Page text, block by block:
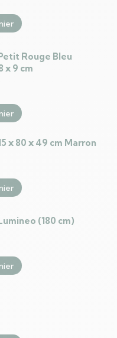
Rouge Bleu
x 9 cm
x 80 x 49 cm Marron
(180 cm)